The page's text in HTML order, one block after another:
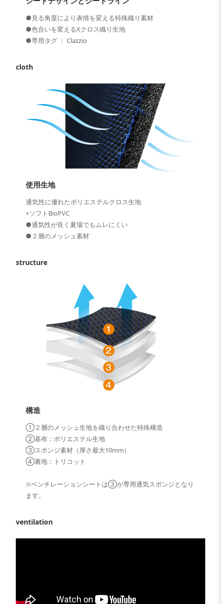
●見る角度により表情を変える特殊織り素材
●色合いを変えるXクロス織り生地
●専用タグ ： Clazzio
cloth
使用生地
通気性に優れたポリエステルクロス生地
+ソフトBioPVC
●通気性が良く夏場でもムレにくい
●２層のメッシュ素材
structure
構造
①２層のメッシュ生地を織り合わせた特殊構造
②基布：ポリエステル生地
③スポンジ素材（厚さ最大10mm）
④裏地：トリコット
※ベンチレーションシートは③が専用通気スポンジとなり
ます。
ventilation